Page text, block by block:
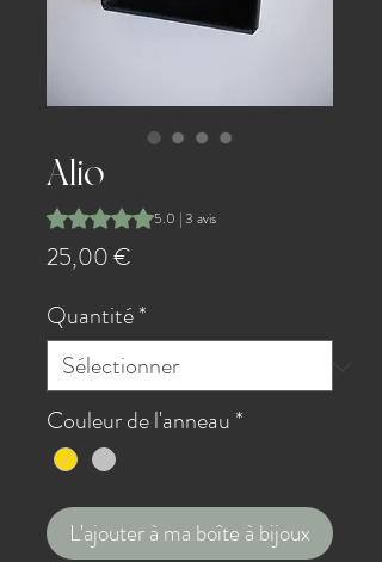
Alio
La note est de 5.0 sur cinq étoiles selon
5.0 | 3 avis
25,00 €
Quantité*
Couleur de l'anneau *
L'ajouter à ma boîte à bijoux